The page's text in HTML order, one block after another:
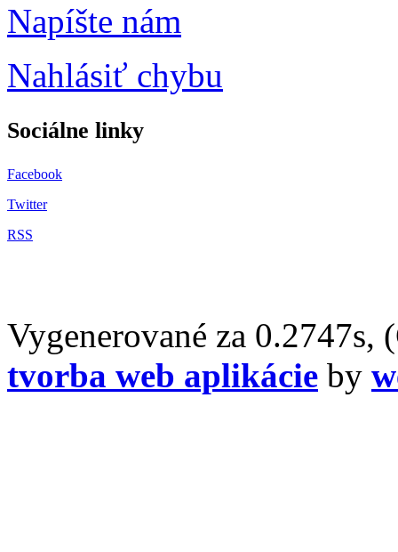
Napíšte nám
Nahlásiť chybu
Sociálne linky
Facebook
Twitter
RSS
Vygenerované za 0.2747s,
tvorba web aplikácie by